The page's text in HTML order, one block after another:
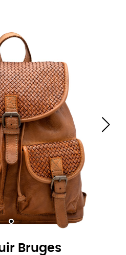
Bruges